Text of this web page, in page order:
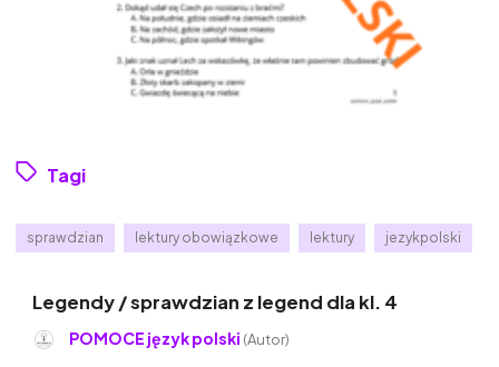
Tagi
sprawdzian lektury obowiązkowe lektury jezykpolski
Legendy / sprawdzian z legend dla kl. 4
POMOCE język polski (Autor)